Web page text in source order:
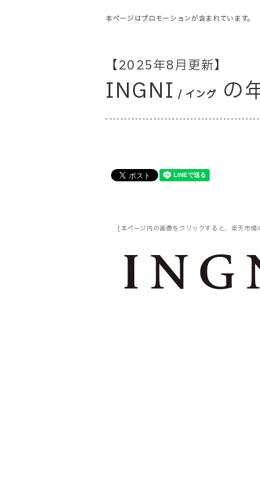
本ページはプロモーションが含まれています。
【2025年8月更新】
INGNI / イングの
[本ページ内の画像をクリックすると、楽天市